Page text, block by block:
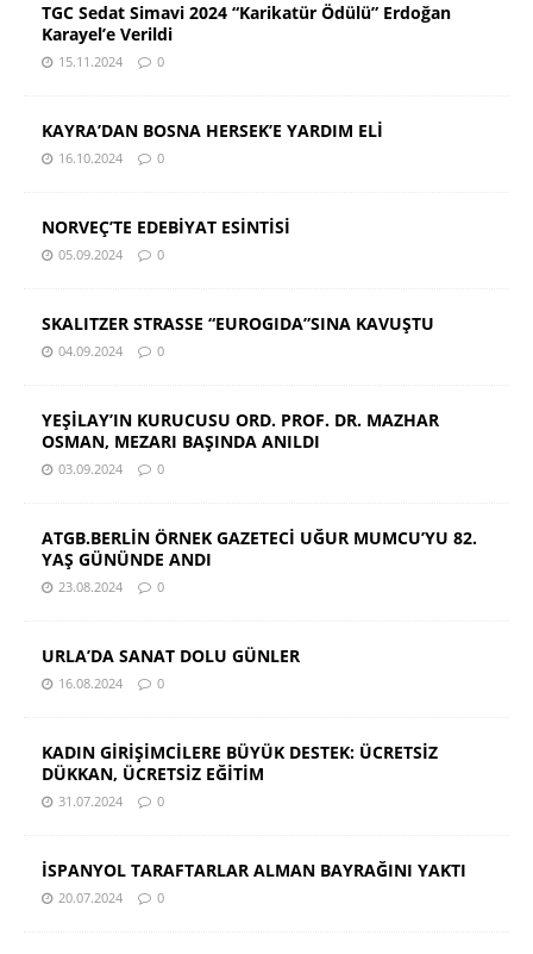
TGC Sedat Simavi 2024 “Karikatür Ödülü” Erdoğan
Karayel’e Verildi
15.11.2024 0
KAYRA’DAN BOSNA HERSEK’E YARDIM ELİ
16.10.2024 0
NORVEÇ’TE EDEBİYAT ESİNTİSİ
05.09.2024 0
SKALITZER STRASSE “EUROGIDA”SINA KAVUŞTU
04.09.2024 0
YEŞİLAY’IN KURUCUSU ORD. PROF. DR. MAZHAR
OSMAN, MEZARI BAŞINDA ANILDI
03.09.2024 0
ATGB.BERLİN ÖRNEK GAZETECİ UĞUR MUMCU’YU 82.
YAŞ GÜNÜNDE ANDI
23.08.2024 0
URLA’DA SANAT DOLU GÜNLER
16.08.2024 0
KADIN GİRİŞİMCİLERE BÜYÜK DESTEK: ÜCRETSİZ
DÜKKAN, ÜCRETSİZ EĞİTİM
31.07.2024 0
İSPANYOL TARAFTARLAR ALMAN BAYRAĞINI YAKTI
20.07.2024 0